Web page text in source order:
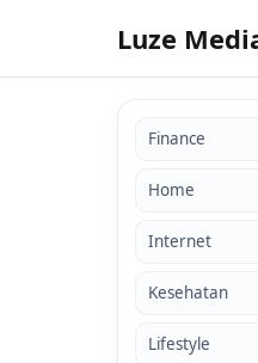
Luze
Finance
Home
Internet
Kesehatan
Lifestyle